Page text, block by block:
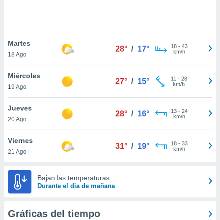
únicos
similares
como
sitio
de
posible
traten tus
en
interés
Para
su
Martes
18 Ago
28° / 17° 18- 43
km/h
Miércoles
19 Ago
27° / 15° 11 - 28
km/h
Jueves
20 Ago
28° / 16° 13- 24
km/h
Viernes
21 Ago
31° / 19° 18- 33
km/h
Bajan las temperaturas
Durante el dia de mañana
Gráficas del tiempo